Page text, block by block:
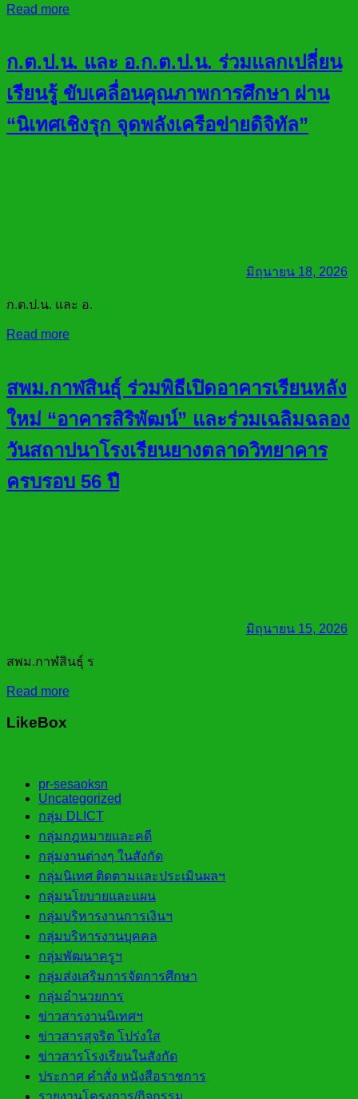
Read more
ก.ต.ป.น. และ อ.ก.ต.ป.น. ร่วมแลกเปลี่ยน
เรียนรู้ ขับเคลื่อนคุณภาพการศึกษา ผ่าน
“นิเทศเชิงรุก จุดพลังเครือข่ายดิจิทัล”
มิถุนายน 18, 2026
ก.ต.ป.น. และ อ.
Read more
สพม.กาฬสินธุ์ ร่วมพิธีเปิดอาคารเรียนหลัง
ใหม่ “อาคารสิริพัฒน์” และร่วมเฉลิมฉลอง
วันสถาปนาโรงเรียนยางตลาดวิทยาคาร
ครบรอบ 56 ปี
มิถุนายน 15, 2026
สพม.กาฬสินธุ์ ร
Read more
LikeBox
pr-sesaoksn
Uncategorized
กลุ่ม DLICT
กลุ่มกฎหมายและคดี
กลุ่มงานต่างๆ ในสังกัด
กลุ่มนิเทศ ติดตามและประเมินผลฯ
กลุ่มนโยบายและแผน
กลุ่มบริหารงานการเงินฯ
กลุ่มบริหารงานบุคคล
กลุ่มพัฒนาครูฯ
กลุ่มส่งเสริมการจัดการศึกษา
กลุ่มอำนวยการ
ข่าวสารงานนิเทศฯ
ข่าวสารสุจริต โปร่งใส
ข่าวสารโรงเรียนในสังกัด
ประกาศ คำสั่ง หนังสือราชการ
รายงานโครงการ/กิจกรรม